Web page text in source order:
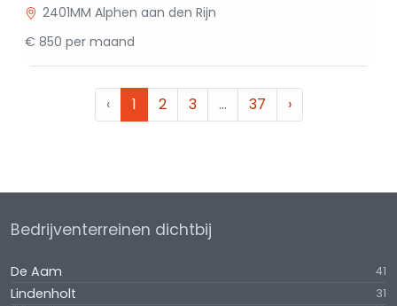
2401MM Alphen aan den Rijn
€ 850 per maand
‹ 1 2 3 … 37 ›
Bedrijventerreinen dichtbij
De Aam 41
Lindenholt 31